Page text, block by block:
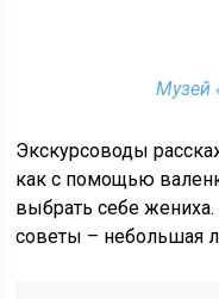
Музей
Экскурсоводы
как с помощью
выбрать себе жениха.
советы – небольшая